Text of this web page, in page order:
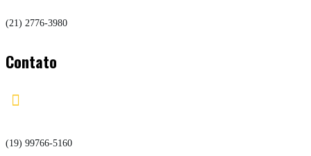
(21) 2776-3980
Contato

(19) 99766-5160